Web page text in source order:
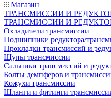
Магазин
ТРАНСМИССИИ И
ТРАНСМИССИИ И
Охладители трансмиссии
Подшипники редуктора/
Прокладки трансмиссий и
Щупы трансмиссии
Сальники трансмиссий и
Болты демпферов и
Кожухи трансмиссии
Шланги и фитинги